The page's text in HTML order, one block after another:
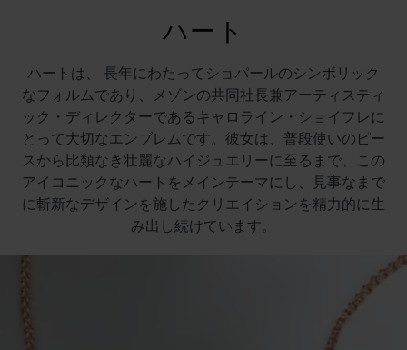
ハート
ハートは、 長年にわたってショパールのシンボリック
なフォルムであり、メゾンの共同社長兼アーティスティ
ック・ディレクターであるキャロライン・ショイフレに
とって大切なエンブレムです。彼女は、普段使いのピー
スから比類なき壮麗なハイジュエリーに至るまで、この
アイコニックなハートをメインテーマにし、見事なまで
に斬新なデザインを施したクリエイションを精力的に生
み出し続けています。